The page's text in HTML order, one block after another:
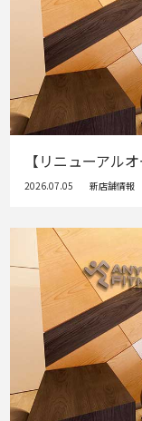
【リニューアル
2026.07.05 新店舗情報